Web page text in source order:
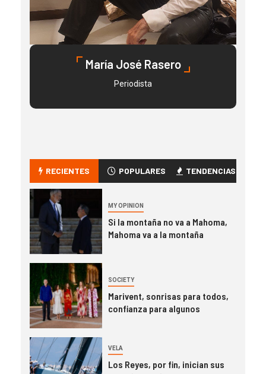
María José Rasero
Periodista
RECIENTES POPULARES TENDENCIAS
MY OPINION
Si la montaña no va a Mahoma,
Mahoma va a la montaña
SOCIETY
Marivent, sonrisas para todos,
confianza para algunos
VELA
Los Reyes, por fin, inician sus